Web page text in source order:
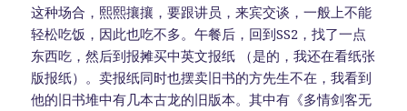
这种场合，熙熙攘攘，要跟讲员，来宾交谈，一般上不能
轻松吃饭，因此也吃不多。午餐后，回到SS2，找了一点
东西吃，然后到报摊买中英文报纸 （是的，我还在看纸张
版报纸）。卖报纸同时也摆卖旧书的方先生不在，我看到
他的旧书堆中有几本古龙的旧版本。其中有《多情剑客无